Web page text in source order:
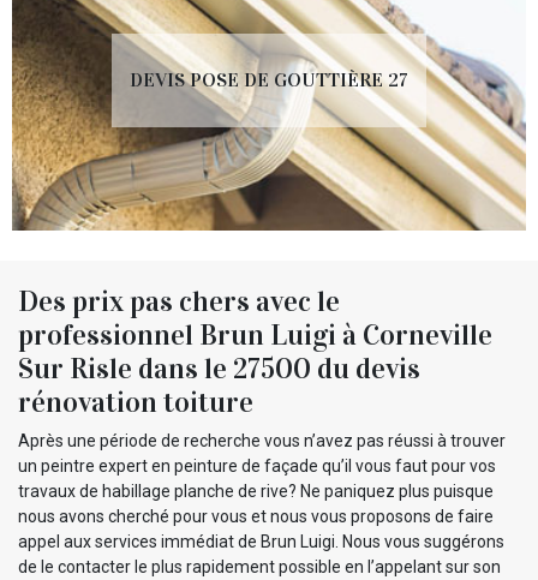
DEVIS POSE DE GOUTTIÈRE 27
Des prix pas chers avec le
professionnel Brun Luigi à Corneville
Sur Risle dans le 27500 du devis
rénovation toiture
Après une période de recherche vous n’avez pas réussi à trouver
un peintre expert en peinture de façade qu’il vous faut pour vos
travaux de habillage planche de rive? Ne paniquez plus puisque
nous avons cherché pour vous et nous vous proposons de faire
appel aux services immédiat de Brun Luigi. Nous vous suggérons
de le contacter le plus rapidement possible en l’appelant sur son